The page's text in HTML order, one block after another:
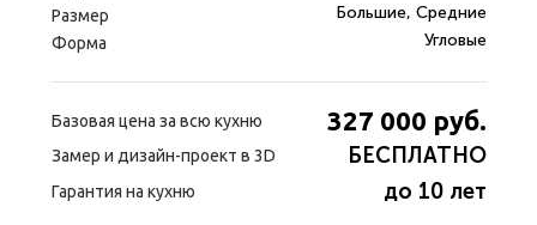
Размер Большие, Средние
Форма Угловые
Базовая цена за всю кухню 327 000 руб.
Замер и дизайн-проект в 3D БЕСПЛАТНО
Гарантия на кухню до 10 лет